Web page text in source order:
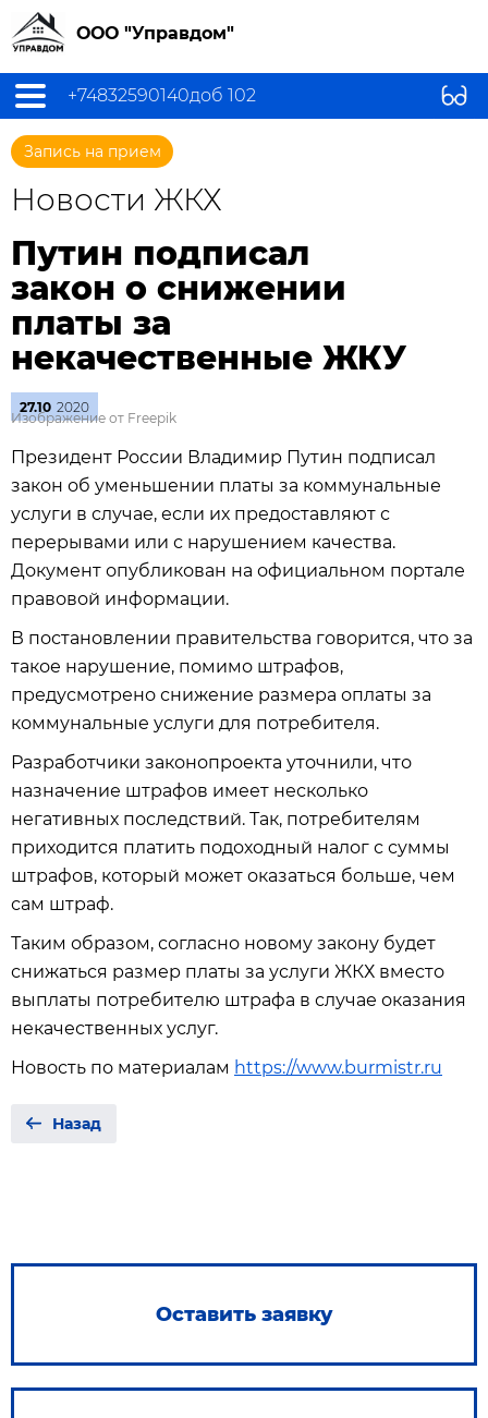
ООО "Управдом"
+74832590140доб 102
Запись на прием
Новости ЖКХ
Путин подписал
закон о снижении
платы за
некачественные ЖКУ
27.10 2020
Изображение от Freepik
Президент России Владимир Путин подписал
закон об уменьшении платы за коммунальные
услуги в случае, если их предоставляют с
перерывами или с нарушением качества.
Документ опубликован на официальном портале
правовой информации.
В постановлении правительства говорится, что за
такое нарушение, помимо штрафов,
предусмотрено снижение размера оплаты за
коммунальные услуги для потребителя.
Разработчики законопроекта уточнили, что
назначение штрафов имеет несколько
негативных последствий. Так, потребителям
приходится платить подоходный налог с суммы
штрафов, который может оказаться больше, чем
сам штраф.
Таким образом, согласно новому закону будет
снижаться размер платы за услуги ЖКХ вместо
выплаты потребителю штрафа в случае оказания
некачественных услуг.
Новость по материалам https://www.burmistr.ru
Назад
Оставить заявку